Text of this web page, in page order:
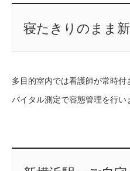
寝たきりのまま
多目的室内では看護師が常時
バイタル測定で容態管理を行い